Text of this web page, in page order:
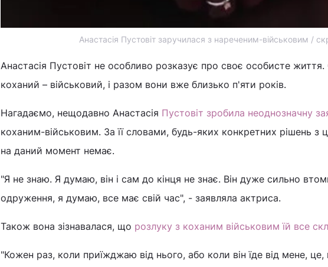
Анастасія Пустовіт заручилася з нареченим-військовим /
Анастасія Пустовіт не особливо розказує про своє особисте
коханий – військовий, і разом вони вже близько п'яти років.
Нагадаємо, нещодавно Анастасія Пустовіт зробила неоднозначну
коханим-військовим. За її словами, будь-яких конкретних рішень з
на даний момент немає.
"Я не знаю. Я думаю, він і сам до кінця не знає. Він дуже сильно
одруження, я думаю, все має свій час", - заявляла актриса.
Також вона зізнавалася, що розлуку з коханим військовим їй все
"Кожен раз, коли приїжджаю від нього, або коли він їде від мене, це,